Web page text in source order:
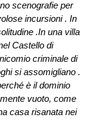
scenografie per
incursioni . In
.In una villa
Castello di
criminale di
si assomigliano .
è il dominio
vuoto, come
casa risanata nei